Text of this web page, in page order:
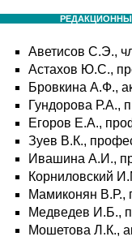
Аветисов С.Э.,
Астахов Ю.С.,
Бровкина А.Ф.,
Гундорова Р.А.,
Егоров Е.А.,
Зуев В.К.,
Ивашина А.И.,
Корниловский
Мамиконян В.Р.,
Медведев И.Б.,
Мошетова Л.К.,